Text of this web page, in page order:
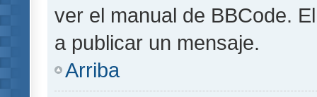
ver el manual de BBCode.
a publicar un mensaje.
Arriba